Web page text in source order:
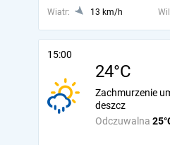
Wiatr:
13 km/h
15:00
24°C
Odczuwalna
Zachmurzenie
deszcz